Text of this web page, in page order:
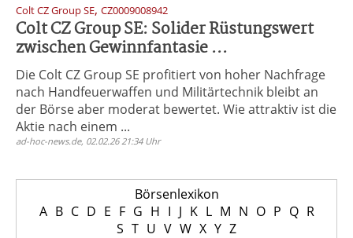
Colt CZ Group SE, CZ0009008942
Colt CZ Group SE: Solider Rüstungswert
zwischen Gewinnfantasie ...
Die Colt CZ Group SE profitiert von hoher Nachfrage
nach Handfeuerwaffen und Militärtechnik bleibt an
der Börse aber moderat bewertet. Wie attraktiv ist die
Aktie nach einem ...
ad-hoc-news.de, 02.02.26 21:34 Uhr
Börsenlexikon
A B C D E F G H I J K L M N O P Q R
S T U V W X Y Z